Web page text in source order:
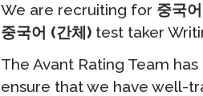
테스트 언어
원격 감독
We are recruiting for 중국
중국어 (간체) test taker
The Avant Rating Team
ensure that we have well-